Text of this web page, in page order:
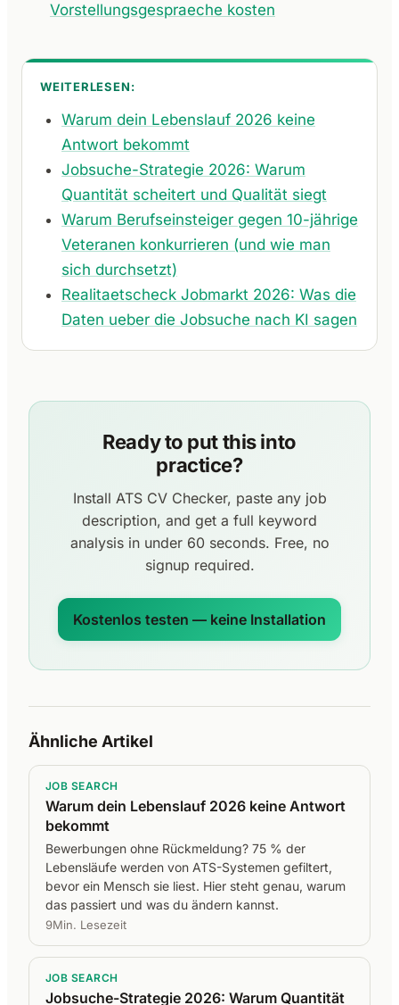
Vorstellungsgespraeche kosten
WEITERLESEN:
Warum dein Lebenslauf 2026 keine
Antwort bekommt
Jobsuche-Strategie 2026: Warum
Quantität scheitert und Qualität siegt
Warum Berufseinsteiger gegen 10-jährige
Veteranen konkurrieren (und wie man
sich durchsetzt)
Realitaetscheck Jobmarkt 2026: Was die
Daten ueber die Jobsuche nach KI sagen
Ready to put this into
practice?
Install ATS CV Checker, paste any job
description, and get a full keyword
analysis in under 60 seconds. Free, no
signup required.
Kostenlos testen — keine Installation
Ähnliche Artikel
JOB SEARCH
Warum dein Lebenslauf 2026 keine Antwort
bekommt
Bewerbungen ohne Rückmeldung? 75 % der
Lebensläufe werden von ATS-Systemen gefiltert,
bevor ein Mensch sie liest. Hier steht genau, warum
das passiert und was du ändern kannst.
9Min. Lesezeit
JOB SEARCH
Jobsuche-Strategie 2026: Warum Quantität